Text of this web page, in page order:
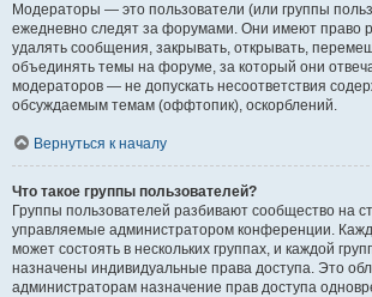
Модераторы — это пользователи (или группы
ежедневно следят за форумами. Они имеют право
удалять сообщения, закрывать, открывать,
объединять темы на форуме, за который они
модераторов — не допускать несоответствия
обсуждаемым темам (оффтопик), оскорблений.
Вернуться к началу
Что такое группы пользователей?
Группы пользователей разбивают сообщество на
управляемые администратором конференции.
может состоять в нескольких группах, и каждой
назначены индивидуальные права доступа. Это
администраторам назначение прав доступа